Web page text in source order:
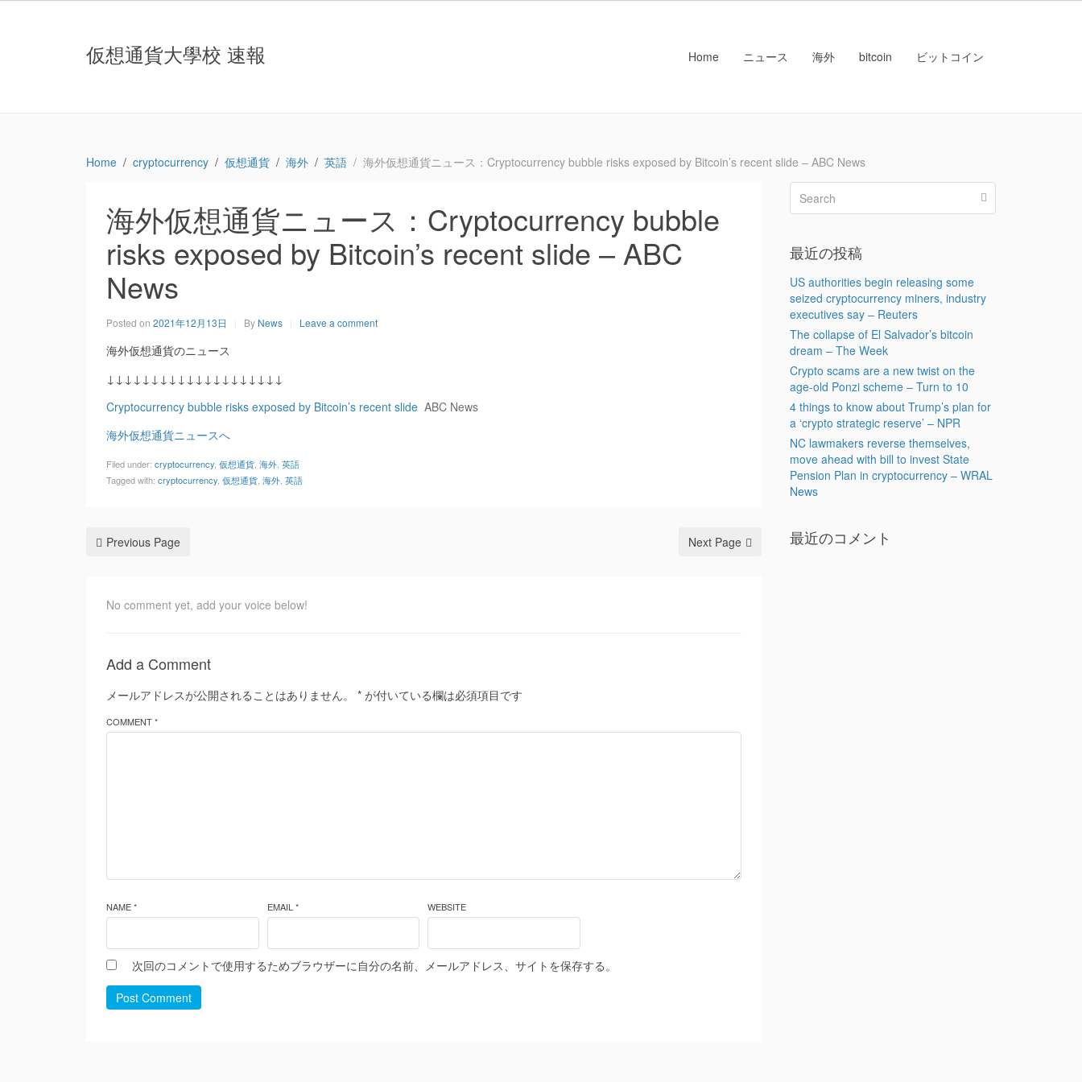
仮想通貨大學校 速報 Home ニュース 海外 bitcoin ビットコイン
Home cryptocurrency 仮想通貨 海外 英語 海外仮想通貨ニュース：Cryptocurrency bubble risks exposed by Bitcoin’s recent slide – ABC News
海外仮想通貨ニュース：Cryptocurrency bubble
risks exposed by Bitcoin’s recent slide – ABC
News
Posted on 2021年12月13日 By News Leave a comment
海外仮想通貨のニュース
↓↓↓↓↓↓↓↓↓↓↓↓↓↓↓↓↓↓↓↓
Cryptocurrency bubble risks exposed by Bitcoin’s recent slide ABC News
海外仮想通貨ニュースへ
Filed under: cryptocurrency 仮想通貨 海外 英語
Tagged with: cryptocurrency 仮想通貨 海外 英語
Previous Page Next Page
No comment yet, add your voice below!
Add a Comment
メールアドレスが公開されることはありません。 * が付いている欄は必須項目です
COMMENT *
NAME * EMAIL * WEBSITE
次回のコメントで使用するためブラウザーに自分の名前、メールアドレス、サイトを保存する。
Post Comment
最近の投稿
US authorities begin releasing some
seized cryptocurrency miners, industry
executives say – Reuters
The collapse of El Salvador’s bitcoin
dream – The Week
Crypto scams are a new twist on the
age-old Ponzi scheme – Turn to 10
4 things to know about Trump’s plan for
a ‘crypto strategic reserve’ – NPR
NC lawmakers reverse themselves,
move ahead with bill to invest State
Pension Plan in cryptocurrency – WRAL
News
最近のコメント